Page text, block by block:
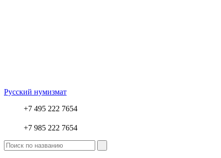
Русский нумизмат
+7 495 222 7654
+7 985 222 7654